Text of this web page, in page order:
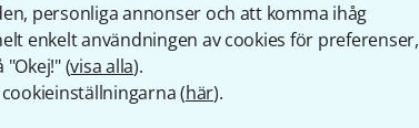
personliga annonser och att komma ihåg
enkelt användningen av cookies för preferenser,
(visa alla).
(här).
Gratis frakt från 1 600 kr
Priset är inklusive moms